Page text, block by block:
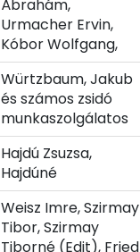
Ábrahám,
Urmacher Ervin,
Kóbor Wolfgang,
Würtzbaum, Jakub
és számos zsidó
munkaszolgálatos
Hajdú Zsuzsa,
Hajdúné
Weisz Imre, Szirmay
Tibor, Szirmay
Tiborné (Edit), Fried